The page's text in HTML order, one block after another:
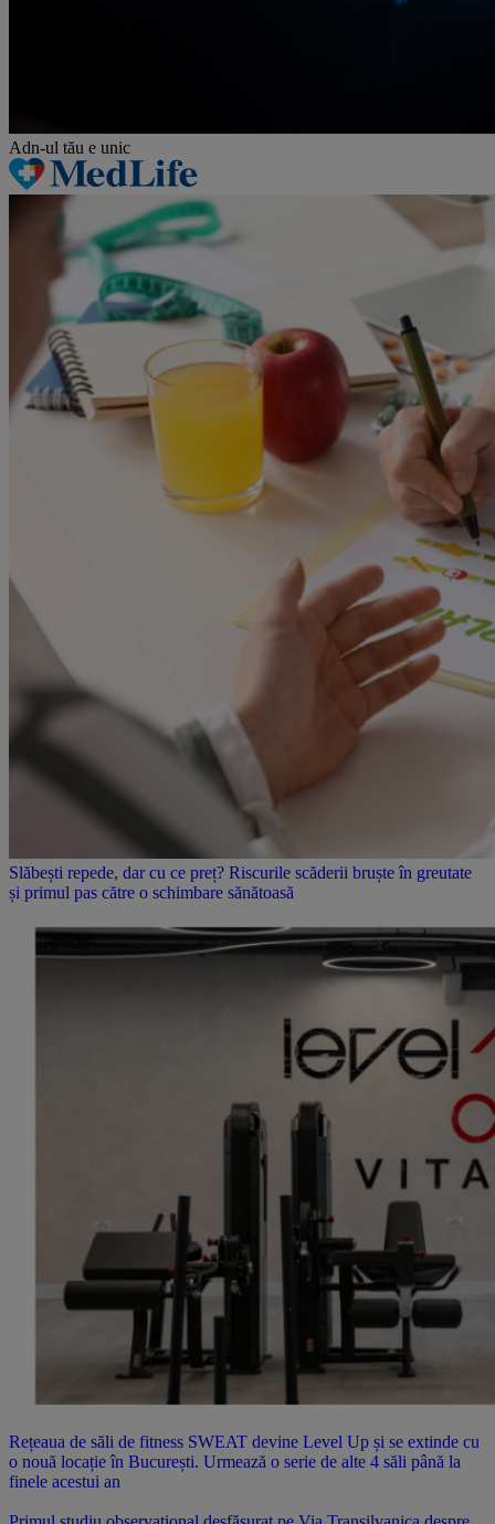
Adn-ul tău e unic
Slăbești repede, dar cu ce preț? Riscurile scăderii bruște în greutate
și primul pas către o schimbare sănătoasă
Rețeaua de săli de fitness SWEAT devine Level Up și se extinde cu
o nouă locație în București. Urmează o serie de alte 4 săli până la
finele acestui an